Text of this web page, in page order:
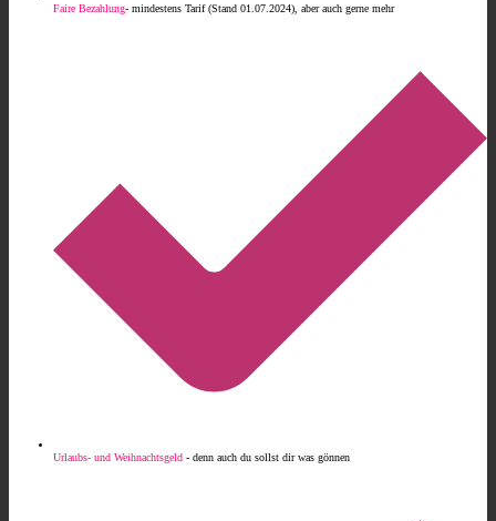
Faire Bezahlung- mindestens Tarif (Stand 01.07.2024), aber auch gerne mehr
Urlaubs- und Weihnachtsgeld - denn auch du sollst dir was gönnen